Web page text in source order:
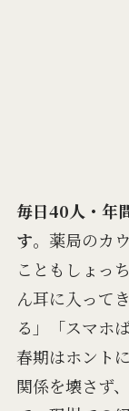
毎日40人・年
す。薬局のカ
こともしょっ
ん耳に入って
る」「スマホ
春期はホント
関係を壊さず